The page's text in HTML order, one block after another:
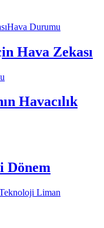
Hava Durumu
Hava Zekası
Havacılık
Dönem